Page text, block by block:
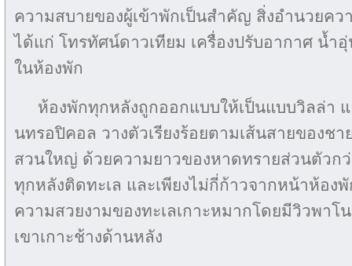
ความสบายของผู้เข้าพักเป็นสำคัญ สิ่งอำนวยค
ได้แก่ โทรทัศน์ดาวเทียม เครื่องปรับอากาศ น้ำ
ในห้องพัก
ห้องพักทุกหลังถูกออกแบบให้เป็นแบบวิลล่า แ
นทรอปิคอล วางตัวเรียงร้อยตามเส้นสายของช
สวนใหญ่ ด้วยความยาวของหาดทรายส่วนตัวก
ทุกหลังติดทะเล และเพียงไม่กี่ก้าวจากหน้าห้อ
ความสวยงามของทะเลเกาะหมากโดยมีวิวพาโ
เขาเกาะช้างด้านหลัง